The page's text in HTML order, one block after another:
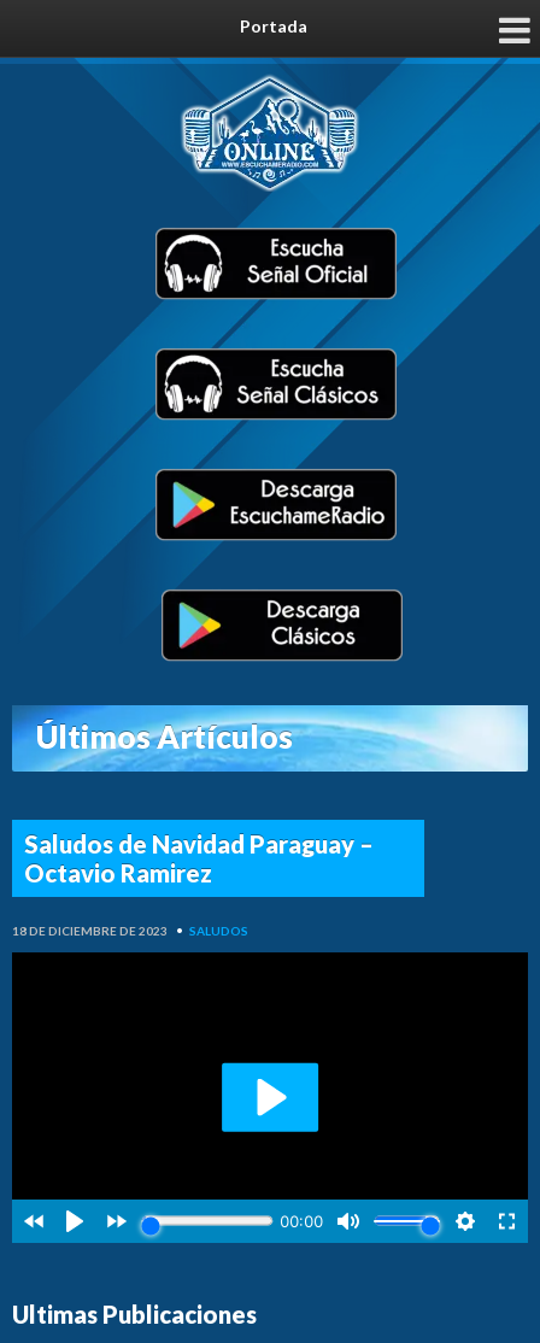
Portada
Últimos Artículos
Saludos de Navidad Paraguay –
Octavio Ramirez
18 DE DICIEMBRE DE 2023 • SALUDOS
Ultimas Publicaciones